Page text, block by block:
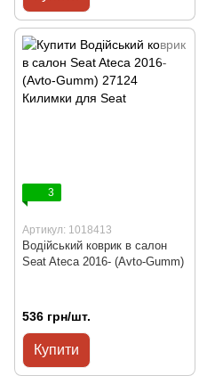
3
Артикул: 1018413
Водійський коврик в салон
Seat Ateca 2016- (Avto-Gumm)
536 грн/шт.
Купити